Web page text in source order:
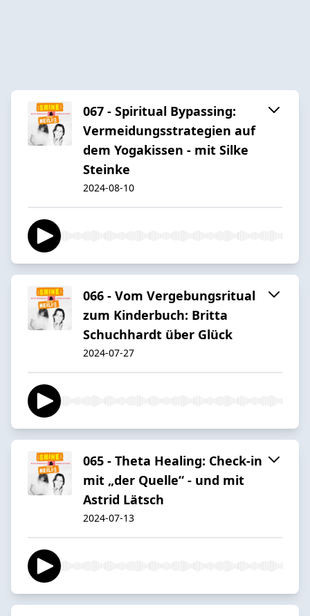
067 - Spiritual Bypassing:
Vermeidungsstrategien auf
dem Yogakissen - mit Silke
Steinke
2024-08-10
066 - Vom Vergebungsritual
zum Kinderbuch: Britta
Schuchhardt über Glück
2024-07-27
065 - Theta Healing: Check-in
mit „der Quelle“ - und mit
Astrid Lätsch
2024-07-13